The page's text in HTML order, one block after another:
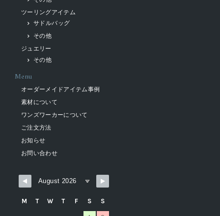
ツーリングアイテム
サドルバッグ
その他
ジュエリー
その他
Menu
オーダーメイドアイテム事例
素材について
ワンズワーカーについて
ご注文方法
お知らせ
お問い合わせ
M T W T F S S